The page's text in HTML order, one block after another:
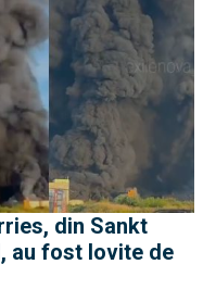
din Sankt
au fost lovite de